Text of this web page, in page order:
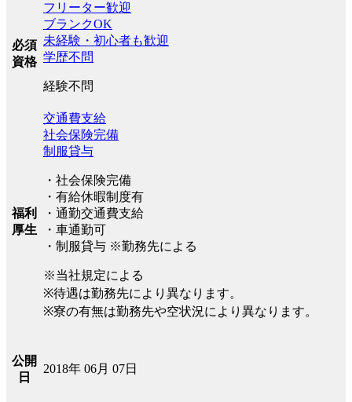
必須
資格
フリーター歓迎
ブランクOK
未経験・初心者も歓迎
学歴不問
経験不問
福利
厚生
交通費支給
社会保険完備
制服貸与
・社会保険完備
・有給休暇制度有
・通勤交通費支給
・車通勤可
・制服貸与 ※勤務先による
※当社規定による
※待遇は勤務先により異なります。
※寮の有無は勤務先や空状況により異なります。
公開
日
2018年 06月 07日